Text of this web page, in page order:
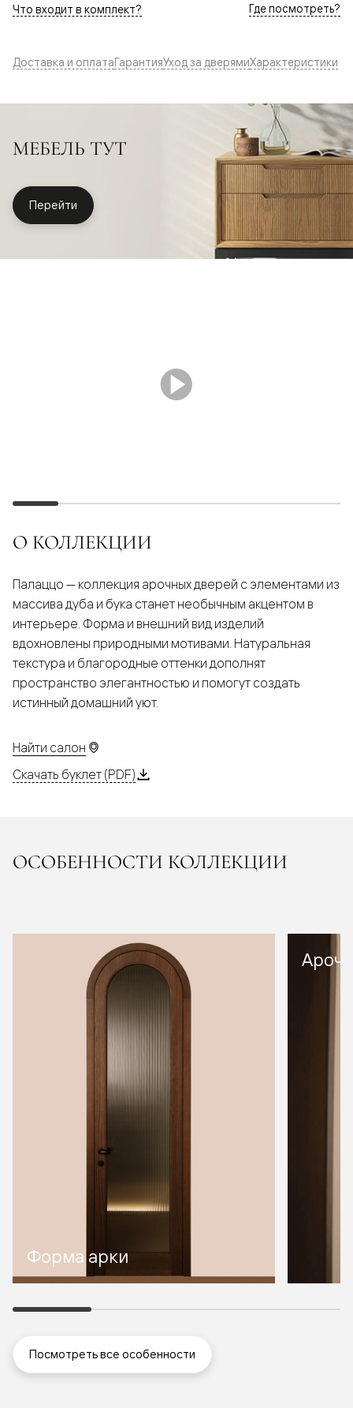
Что входит в комплект? Где посмотреть?
Доставка и оплатаГарантияУход за дверямиХарактеристики
МЕБЕЛЬ ТУТ
Перейти
О КОЛЛЕКЦИИ
Палаццо — коллекция арочных дверей с элементами из
массива дуба и бука станет необычным акцентом в
интерьере. Форма и внешний вид изделий
вдохновлены природными мотивами. Натуральная
текстура и благородные оттенки дополнят
пространство элегантностью и помогут создать
истинный домашний уют.
Найти салон
Скачать буклет (PDF)
ОСОБЕННОСТИ КОЛЛЕКЦИИ
Форма арки
Посмотреть все особенности